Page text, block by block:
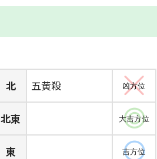
北 五黄殺 凶方位
北東 大吉方位
東 吉方位